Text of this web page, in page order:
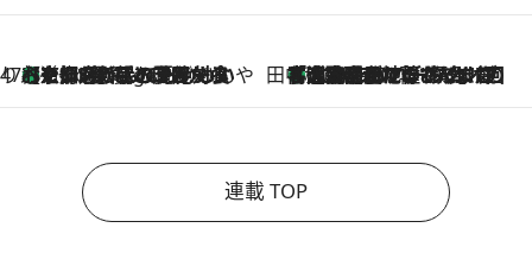
47都道府県の手みやげ ひんやりスイーツで夏を満喫
7 Hours Ago
【京都府】この夏絶対食べたい 冷やしておいしいおやつ3選 ひと口目から心を掴む新緑のテリーヌ 田中稲の勝手に再ブーム
2026.8.7
「湘南乃風に憧れて」観客大盛上がりの“タオル回し”に、ラッパー顔負けの高速歌唱まで…さだまさし（74）のアグレッシブすぎる現在地
連載 TOP